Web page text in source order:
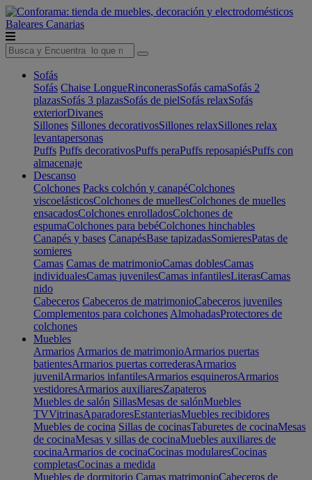
Baleares Canarias
Sofás
Sofás Chaise LongueRinconerasSofás camaSofás 2
plazasSofás 3 plazasSofás de pielSofás relaxSofás
exteriorDivanes
Sillones Sillones decorativosSillones relaxSillones relax
levantapersonas
Puffs Puffs decorativosPuffs peraPuffs reposapiésPuffs con
almacenaje
Descanso
Colchones Packs colchón y canapéColchones
viscoelásticosColchones de muellesColchones de muelles
ensacadosColchones enrolladosColchones de
espumaColchones para bebéColchones hinchables
Canapés y bases CanapésBase tapizadasSomieresPatas de
somieres
Camas Camas de matrimonioCamas doblesCamas
individualesCamas juvenilesCamas infantilesLiterasCamas
nido
Cabeceros Cabeceros de matrimonioCabeceros juveniles
Complementos para colchones AlmohadasProtectores de
colchones
Muebles
Armarios Armarios de matrimonioArmarios puertas
batientesArmarios puertas correderasArmarios
juvenilArmarios infantilesArmarios esquinerosArmarios
vestidoresArmarios auxiliaresZapateros
Muebles de salón SillasMesas de salónMuebles
TVVitrinasAparadoresEstanteriasMuebles recibidores
Muebles de cocina Sillas de cocinasTaburetes de cocinaMesas
de cocinaMesas y sillas de cocinaMuebles auxiliares de
cocinaArmarios de cocinaCocinas modularesCocinas
completasCocinas a medida
Muebles de dormitorio Camas matrimonioCabeceros de